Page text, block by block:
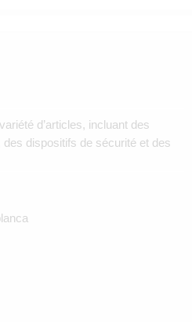
d’articles, incluant des
dispositifs de sécurité et des